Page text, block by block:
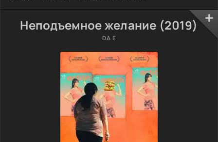
Неподъемное желание (2019)
DA E